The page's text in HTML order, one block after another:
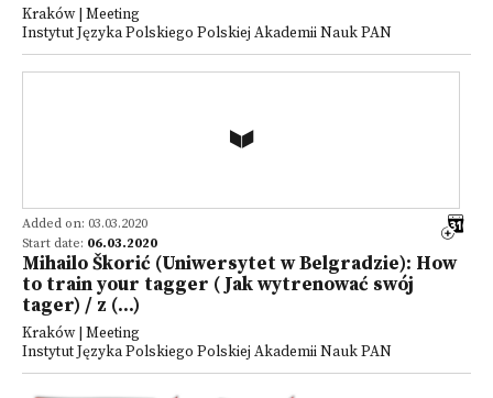
Kraków | Meeting
Instytut Języka Polskiego Polskiej Akademii Nauk PAN
Added on: 03.03.2020
Start date: 06.03.2020
Mihailo Škorić (Uniwersytet w Belgradzie): How
to train your tagger ( Jak wytrenować swój
tager) / z (...)
Kraków | Meeting
Instytut Języka Polskiego Polskiej Akademii Nauk PAN